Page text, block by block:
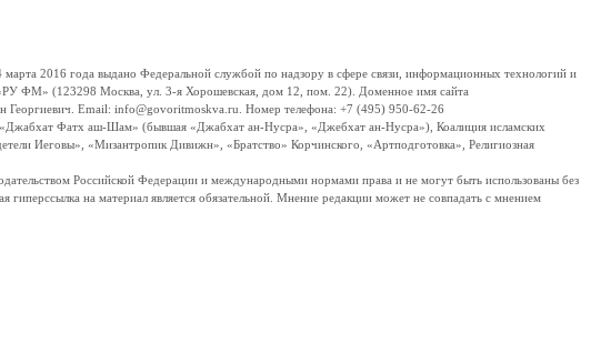
2016 года выдано Федеральной службой по надзору в сфере связи, информационных технологий и
ФМ» (123298 Москва, ул. 3-я Хорошевская, дом 12, пом. 22). Доменное имя сайта
Георгиевич. Email: info@govoritmoskva.ru. Номер телефона: +7 (495) 950-62-26
Фатх аш-Шам» (бывшая «Джабхат ан-Нусра», «Джебхат ан-Нусра»), Коалиция исламских
Иеговы», «Мизантропик Дивижн», «Братство» Корчинского, «Артподготовка», Религиозная
Российской Федерации и международными нормами права и не могут быть использованы без
на материал является обязательной. Мнение редакции может не совпадать с мнением